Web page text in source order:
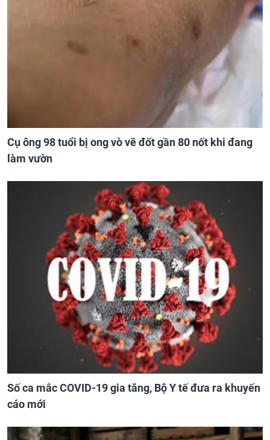
Cụ ông 98 tuổi bị ong vò vẽ đốt gần 80 nốt khi đang
làm vườn
Số ca mắc COVID-19 gia tăng, Bộ Y tế đưa ra khuyến
cáo mới